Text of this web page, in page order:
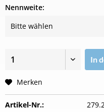
Nennweite:
In
Merken
Artikel-Nr.: